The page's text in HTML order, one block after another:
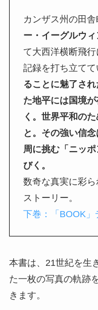
カンザス州の田
ー・イーグルウィ
て大西洋横断飛
記録を打ち立てて
ることに魅了さ
た地平には国境
く。世界平和の
と。その強い信
周に挑む「ニッ
びく。
数奇な真実に彩
ストーリー。
下巻：「BOOK」
本書は、21世紀を生
た一枚の写真の軌跡
きます。